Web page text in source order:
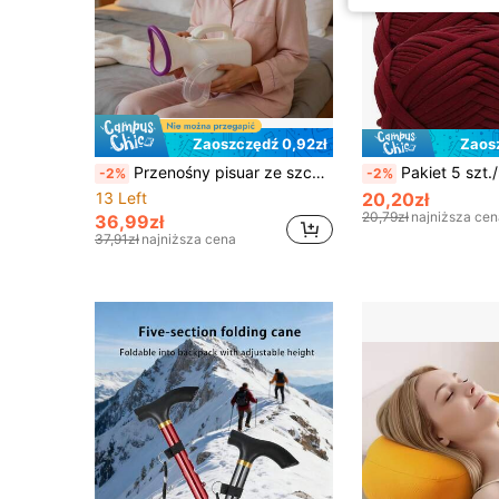
Zaoszczędź 0,92zł
-2% Przenośny pisuar ze szczotką do czyszczenia, odpowiedni do samochodu, na zewnątrz, na kemping, w podróży, butelka na pisuar
13 Left
36,99zł
37,91zł najniższa cena
-2% Pakiet 5 szt./500 g włóczki na koszulkę - wysokiej jakości włóczka poliestrowa, łącznie 500 g/17,63 uncji - miękka włóczka,
20,20zł
20,79zł najniższa